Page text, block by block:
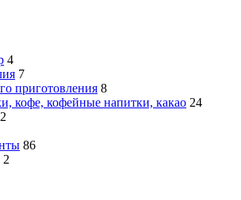
4
7
приготовления 8
кофе, кофейные напитки, какао 24
86
2